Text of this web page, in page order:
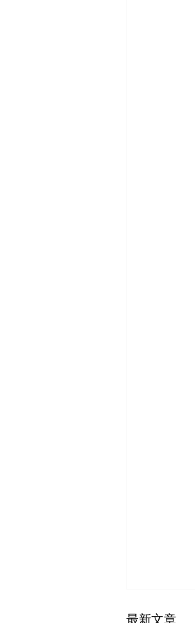
最新文章